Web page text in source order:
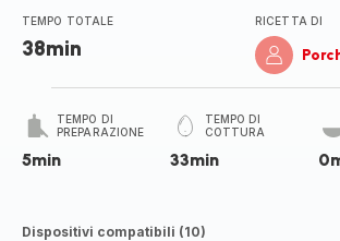
TEMPO TOTALE
38min
RICETTA DI
TEMPO DI
PREPARAZIONE
5min
TEMPO DI
COTTURA
33min
Dispositivi compatibili (10)